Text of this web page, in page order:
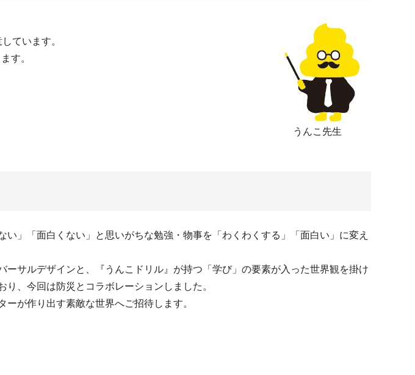
うんこ先生
ています。
す。
い」「面白くない」と思いがちな勉強・物事を「わくわくする」「面白い」に変え
ーサルデザインと、『うんこドリル』が持つ「学び」の要素が入った世界観を掛け
、今回は防災とコラボレーションしました。
が作り出す素敵な世界へご招待します。